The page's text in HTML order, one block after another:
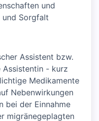
und
und Sorgfalt
Assistent bzw.
Assistentin - kurz
Medikamente
Nebenwirkungen
bei der Einnahme
migränegeplagten